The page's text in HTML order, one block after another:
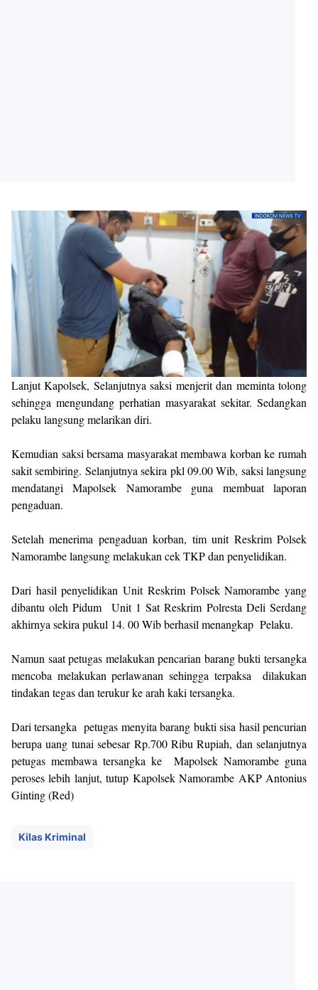
Lanjut Kapolsek, Selanjutnya saksi menjerit dan meminta tolong
sehingga mengundang perhatian masyarakat sekitar. Sedangkan
pelaku langsung melarikan diri.
Kemudian saksi bersama masyarakat membawa korban ke rumah
sakit sembiring. Selanjutnya sekira pkl 09.00 Wib, saksi langsung
mendatangi Mapolsek Namorambe guna membuat laporan
pengaduan.
Setelah menerima pengaduan korban, tim unit Reskrim Polsek
Namorambe langsung melakukan cek TKP dan penyelidikan.
Dari hasil penyelidikan Unit Reskrim Polsek Namorambe yang
dibantu oleh Pidum Unit 1 Sat Reskrim Polresta Deli Serdang
akhirnya sekira pukul 14. 00 Wib berhasil menangkap Pelaku.
Namun saat petugas melakukan pencarian barang bukti tersangka
mencoba melakukan perlawanan sehingga terpaksa dilakukan
tindakan tegas dan terukur ke arah kaki tersangka.
Dari tersangka petugas menyita barang bukti sisa hasil pencurian
berupa uang tunai sebesar Rp.700 Ribu Rupiah, dan selanjutnya
petugas membawa tersangka ke Mapolsek Namorambe guna
peroses lebih lanjut, tutup Kapolsek Namorambe AKP Antonius
Ginting (Red)
Kilas Kriminal